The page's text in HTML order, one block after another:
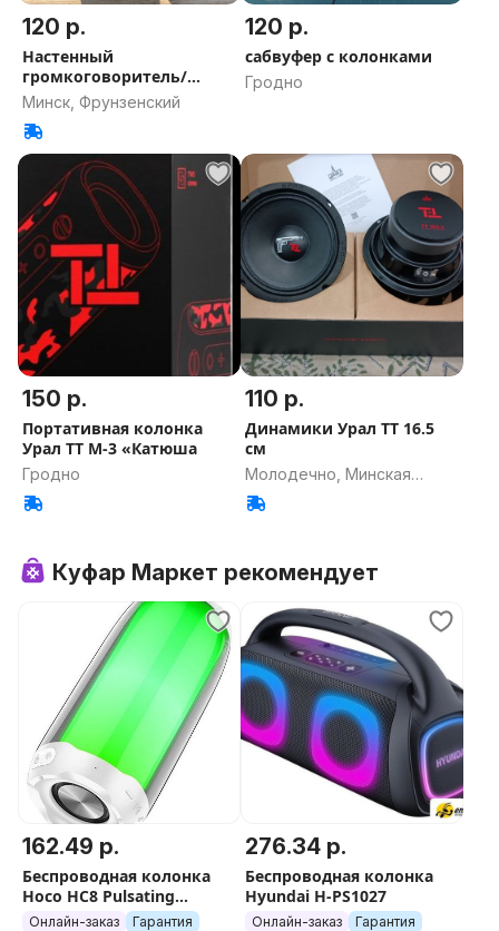
120 р.
Настенный
громкоговоритель/
колонка Fonestar
Минск, Фрунзенский
120 р.
сабвуфер с колонками
Гродно
150 р.
Портативная колонка
Урал ТТ М-3 «Катюша
Гродно
110 р.
Динамики Урал ТТ 16.5
см
Молодечно, Минская
область
Куфар Маркет рекомендует
162.49 р.
Беспроводная колонка
Hoco HC8 Pulsating
(белый)
Онлайн-заказ Гарантия
276.34 р.
Беспроводная колонка
Hyundai H-PS1027
Онлайн-заказ Гарантия